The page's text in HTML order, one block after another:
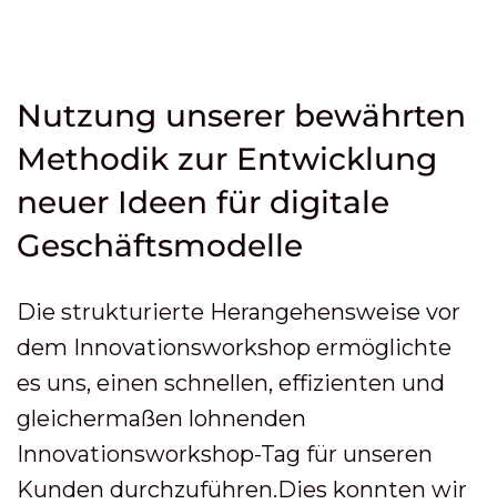
Nutzung unserer bewährten
Methodik zur Entwicklung
neuer Ideen für digitale
Geschäftsmodelle
Die strukturierte Herangehensweise vor
dem Innovationsworkshop ermöglichte
es uns, einen schnellen, effizienten und
gleichermaßen lohnenden
Innovationsworkshop-Tag für unseren
Kunden durchzuführen.Dies konnten wir